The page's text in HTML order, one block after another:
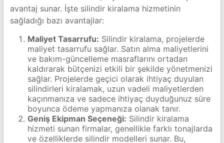
avantaj sunar. İşte silindir kiralama hizmetinin
sağladığı bazı avantajlar:
Maliyet Tasarrufu: Silindir kiralama, projelerde
maliyet tasarrufu sağlar. Satın alma maliyetlerini
ve bakım-güncelleme masraflarını ortadan
kaldırarak bütçenizi etkili bir şekilde yönetmenizi
sağlar. Projelerde geçici olarak ihtiyaç duyulan
silindirleri kiralamak, uzun vadeli maliyetlerden
kaçınmanıza ve sadece ihtiyaç duyduğunuz süre
boyunca ödeme yapmanıza olanak tanır.
Geniş Ekipman Seçeneği: Silindir kiralama
hizmeti sunan firmalar, genellikle farklı tonajlarda
ve özelliklerde silindir modelleri sunar. Bu,